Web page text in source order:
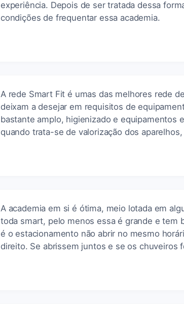
experiência. Depois de ser tratada dessa
condições de frequentar essa academia.
A rede Smart Fit é umas das melhores rede
deixam a desejar em requisitos de
bastante amplo, higienizado e equipamentos
quando trata-se de valorização dos
A academia em si é ótima, meio lotada em
toda smart, pelo menos essa é grande e tem
é o estacionamento não abrir no mesmo
direito. Se abrissem juntos e se os chuveiros